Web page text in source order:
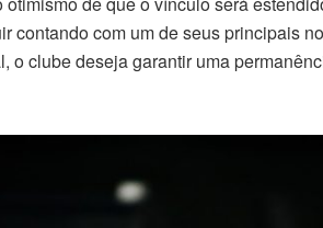
contando com um de seus principais
o clube deseja garantir uma